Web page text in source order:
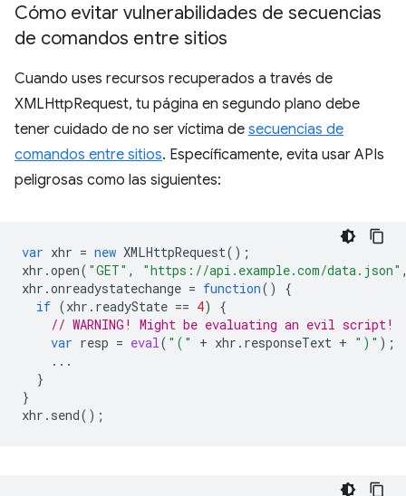
Cómo evitar vulnerabilidades de secuencias
de comandos entre sitios
Cuando uses recursos recuperados a través de
XMLHttpRequest, tu página en segundo plano debe
tener cuidado de no ser víctima de secuencias de
comandos entre sitios. Específicamente, evita usar APIs
peligrosas como las siguientes:
var xhr = new XMLHttpRequest();
xhr .open( "GET" , "https://api.example.com/data.json"
xhr .onreadystatechange = function()
{
if (xhr . readyState == 4)
{
// WARNING! Might be evaluating an evil script!
var resp = eval( "(" + xhr . responseText + ")" );
...
}
}
xhr . send();